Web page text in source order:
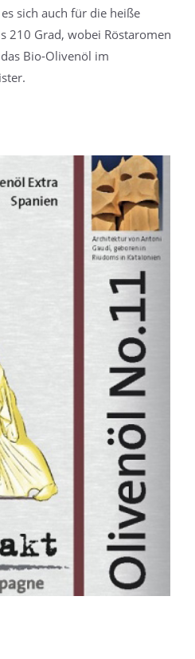
sich auch für die heiße
210 Grad, wobei Röstaromen
Bio-Olivenöl im